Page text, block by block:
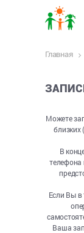
Главная
Можете
близких
В
телефона
Если Вы в
Ваша